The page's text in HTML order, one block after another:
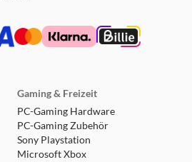
Gaming & Freizeit
PC-Gaming Hardware
PC-Gaming Zubehör
Sony Playstation
Microsoft Xbox